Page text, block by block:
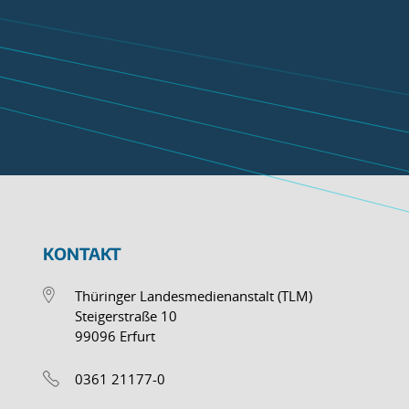
KONTAKT
Thüringer Landesmedienanstalt (TLM)
Steigerstraße 10
99096 Erfurt
0361 21177-0